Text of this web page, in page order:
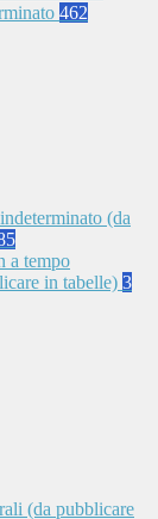
462
(da
a tempo
in tabelle) 3
(da pubblicare